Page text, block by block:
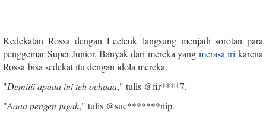
Kedekatan Rossa dengan Leeteuk langsung menjadi sorotan para
penggemar Super Junior. Banyak dari mereka yang merasa iri karena
Rossa bisa sedekat itu dengan idola mereka.
"Demiiii apaaa ini teh ochaaa," tulis @fir****7.
"Aaaa pengen jugak," tulis @suc*******nip.